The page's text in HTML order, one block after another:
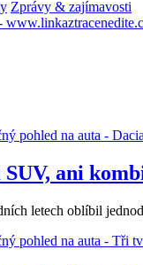
Zprávy & zajímavosti
ani
letech oblíbil